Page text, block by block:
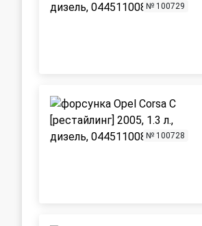
№ 100729
№ 100728